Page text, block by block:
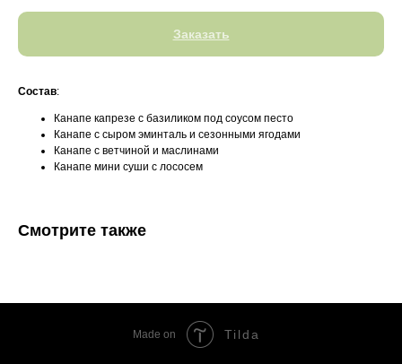
Заказать
Состав:
Канапе капрезе с базиликом под соусом песто
Канапе с сыром эминталь и сезонными ягодами
Канапе с ветчиной и маслинами
Канапе мини суши с лососем
Смотрите также
Made on Tilda